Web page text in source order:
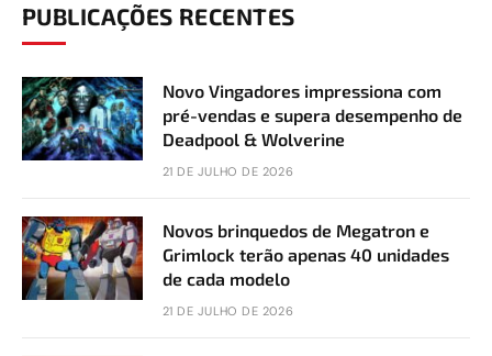
PUBLICAÇÕES RECENTES
Novo Vingadores impressiona com
pré-vendas e supera desempenho de
Deadpool & Wolverine
21 DE JULHO DE 2026
Novos brinquedos de Megatron e
Grimlock terão apenas 40 unidades
de cada modelo
21 DE JULHO DE 2026